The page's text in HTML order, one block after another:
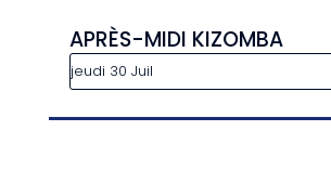
APRÈS-MIDI KIZOMBA
jeudi 30 Juil